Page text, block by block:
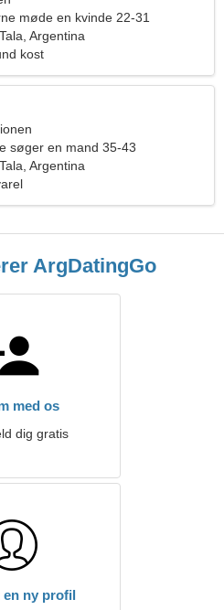
møde en kvinde 22-31
Argentina
kost
søger en mand 35-43
Argentina
ArgDatingGo
med os
dig gratis
en ny profil